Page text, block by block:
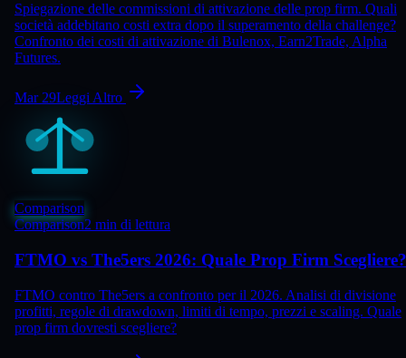
Spiegazione delle commissioni di attivazione delle prop firm. Quali
società addebitano costi extra dopo il superamento della challenge?
Confronto dei costi di attivazione di Bulenox, Earn2Trade, Alpha
Futures.
Mar 29Leggi Altro
Comparison
Comparison2 min di lettura
FTMO vs The5ers 2026: Quale Prop Firm Scegliere?
FTMO contro The5ers a confronto per il 2026. Analisi di divisione
profitti, regole di drawdown, limiti di tempo, prezzi e scaling. Quale
prop firm dovresti scegliere?